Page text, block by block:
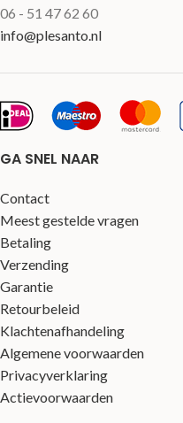
06 - 51 47 62 60
info@plesanto.nl
GA SNEL NAAR
Contact
Meest gestelde vragen
Betaling
Verzending
Garantie
Retourbeleid
Klachtenafhandeling
Algemene voorwaarden
Privacyverklaring
Actievoorwaarden